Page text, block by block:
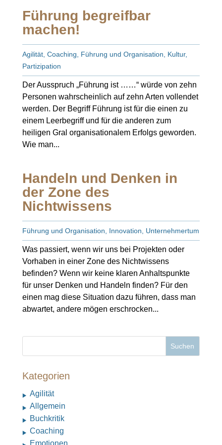
Führung begreifbar
machen!
Agilität, Coaching Führung und Organisation Kultur,
Partizipation
Der Ausspruch „Führung ist ……“ würde von zehn
Personen wahrscheinlich auf zehn Arten vollendet
werden. Der Begriff Führung ist für die einen zu
einem Leerbegriff und für die anderen zum
heiligen Gral organisationalem Erfolgs geworden.
Wie man...
Handeln und Denken in
der Zone des
Nichtwissens
Führung und Organisation Innovation Unternehmertum
Was passiert, wenn wir uns bei Projekten oder
Vorhaben in einer Zone des Nichtwissens
befinden? Wenn wir keine klaren Anhaltspunkte
für unser Denken und Handeln finden? Für den
einen mag diese Situation dazu führen, dass man
abwartet, andere mögen erschrocken...
Kategorien
Agilität
Allgemein
Buchkritik
Coaching
Emotionen